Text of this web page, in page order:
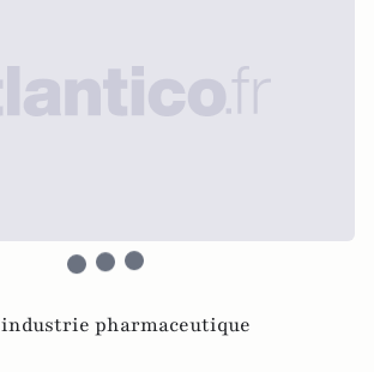
industrie pharmaceutique